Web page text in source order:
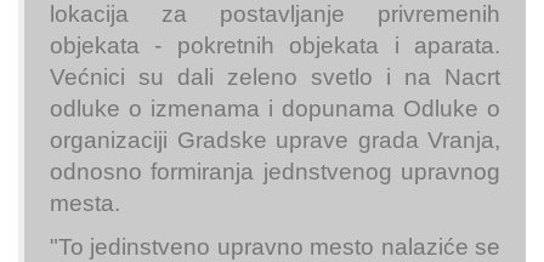
lokacija za postavljanje privremenih
objekata - pokretnih objekata i aparata.
Većnici su dali zeleno svetlo i na Nacrt
odluke o izmenama i dopunama Odluke o
organizaciji Gradske uprave grada Vranja,
odnosno formiranja jednstvenog upravnog
mesta.
"To jedinstveno upravno mesto nalaziće se